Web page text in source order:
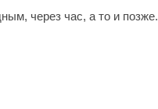
через час, а то и позже.